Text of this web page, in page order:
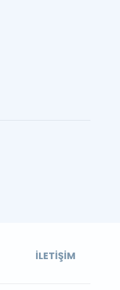
İLETIŞIM